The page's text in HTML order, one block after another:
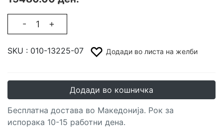
- +
SKU : 010-13225-07 Додади во листа на желби
Додади во кошничка
Бесплатна достава во Македонија. Рок за
испорака 10-15 работни дена.